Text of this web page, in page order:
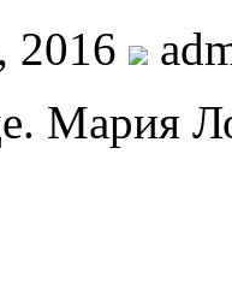
2016
Мария